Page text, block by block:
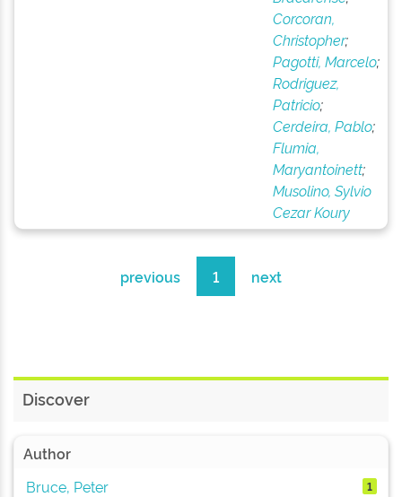
Corcoran,
Christopher;
Pagotti, Marcelo;
Rodriguez,
Patricio;
Cerdeira, Pablo;
Flumia,
Maryantoinett;
Musolino, Sylvio
Cezar Koury
previous 1 next
Discover
Author
Bruce, Peter
1